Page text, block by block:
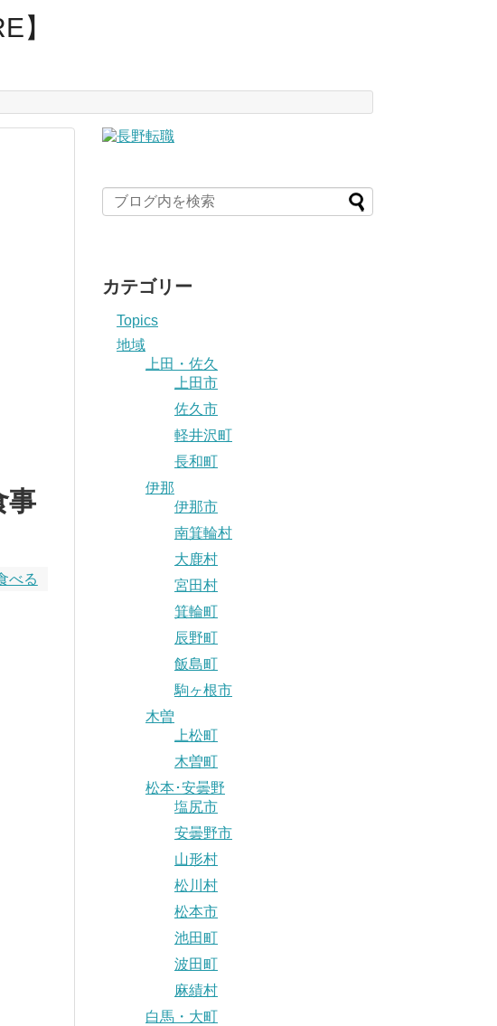
】
事
べる
カテゴリー
Topics
地域
上田・佐久
上田市
佐久市
軽井沢町
長和町
伊那
伊那市
南箕輪村
大鹿村
宮田村
箕輪町
辰野町
飯島町
駒ヶ根市
木曽
上松町
木曽町
松本･安曇野
塩尻市
安曇野市
山形村
松川村
松本市
池田町
波田町
麻績村
白馬・大町